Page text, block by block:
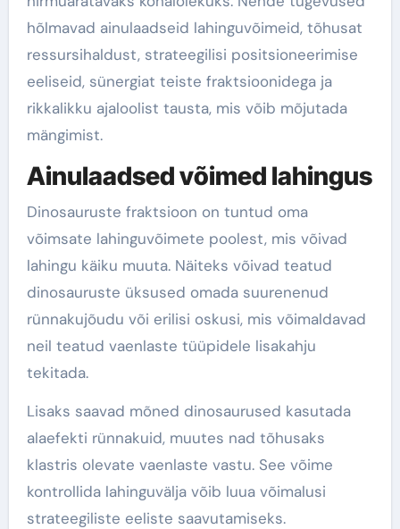
hõlmavad ainulaadseid lahinguvõimeid, tõhusat
ressursihaldust, strateegilisi positsioneerimise
eeliseid, sünergiat teiste fraktsioonidega ja
rikkalikku ajaloolist tausta, mis võib mõjutada
mängimist.
Ainulaadsed võimed lahingus
Dinosauruste fraktsioon on tuntud oma
võimsate lahinguvõimete poolest, mis võivad
lahingu käiku muuta. Näiteks võivad teatud
dinosauruste üksused omada suurenenud
rünnakujõudu või erilisi oskusi, mis võimaldavad
neil teatud vaenlaste tüüpidele lisakahju
tekitada.
Lisaks saavad mõned dinosaurused kasutada
alaefekti rünnakuid, muutes nad tõhusaks
klastris olevate vaenlaste vastu. See võime
kontrollida lahinguvälja võib luua võimalusi
strateegiliste eeliste saavutamiseks.